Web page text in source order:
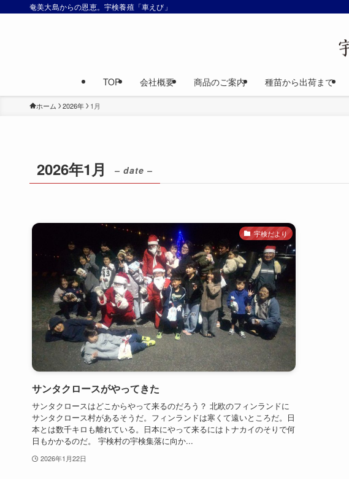
奄美大島からの恩恵。宇検養殖「車えび」
TOP 会社概要 商品のご案内 種苗から出荷まで
ホーム 2026年 1月
2026年1月 – date –
宇検だより
サンタクロースがやってきた
サンタクロースはどこからやって来るのだろう？ 北欧のフィンランドに
サンタクロース村があるそうだ。フィンランドは寒くて遠いところだ。日
本とは数千キロも離れている。日本にやって来るにはトナカイのそりで何
日もかかるのだ。 宇検村の宇検集落に向か...
2026年1月22日